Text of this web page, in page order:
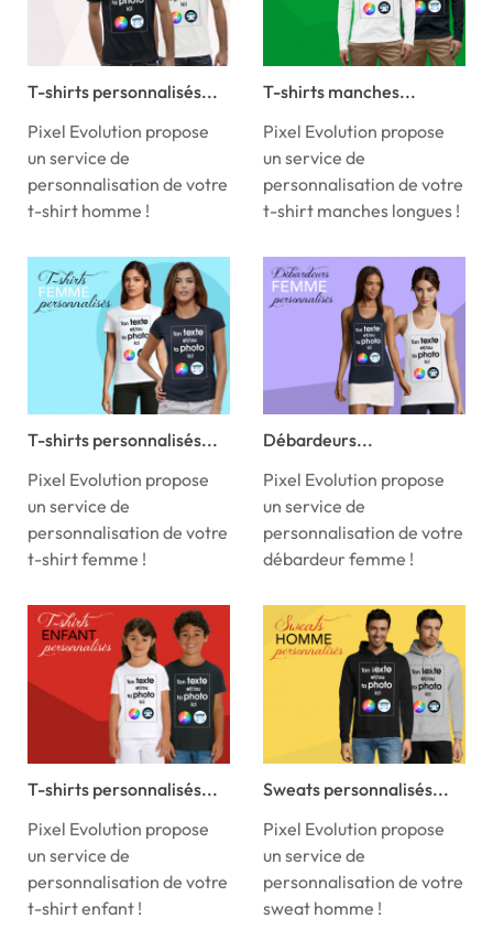
T-shirts personnalisés...
Pixel Evolution propose
un service de
personnalisation de votre
t-shirt homme !
T-shirts manches...
Pixel Evolution propose
un service de
personnalisation de votre
t-shirt manches longues !
T-shirts personnalisés...
Pixel Evolution propose
un service de
personnalisation de votre
t-shirt femme !
Débardeurs...
Pixel Evolution propose
un service de
personnalisation de votre
débardeur femme !
T-shirts personnalisés...
Pixel Evolution propose
un service de
personnalisation de votre
t-shirt enfant !
Sweats personnalisés...
Pixel Evolution propose
un service de
personnalisation de votre
sweat homme !